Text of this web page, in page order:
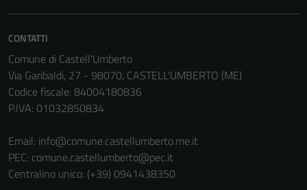
CONTATTI
Comune di Castell'Umberto
Via Garibaldi, 27 - 98070, CASTELL'UMBERTO (ME)
Codice fiscale: 84004180836
P.IVA: 01032850834
Email: info@comune.castellumberto.me.it
PEC: comune.castellumberto@pec.it
Centralino unico: (+39) 0941438350
non raccolgono